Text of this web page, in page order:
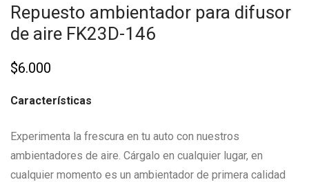
Repuesto ambientador para difusor
de aire FK23D-146
$6.000
Características
Experimenta la frescura en tu auto con nuestros
ambientadores de aire. Cárgalo en cualquier lugar, en
cualquier momento es un ambientador de primera calidad